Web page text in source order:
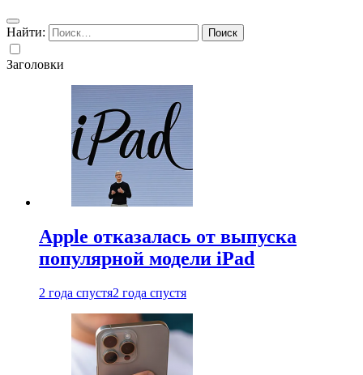
Найти:
Заголовки
Apple отказалась от выпуска
популярной модели iPad
2 года спустя2 года спустя